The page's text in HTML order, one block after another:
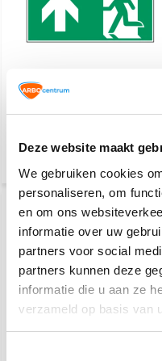
Deze website maakt
We gebruiken cookies
personaliseren, om
en om ons
informatie over uw
partners voor social
partners kunnen deze
informatie die u aan ze
verzameld op basis van
Nooduitgang rechtdoor
4,10
Nooduitgang naar